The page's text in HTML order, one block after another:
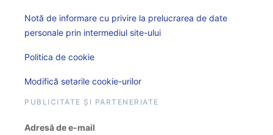
Notă de informare cu privire la prelucrarea de date
personale prin intermediul site-ului
Politica de cookie
Modifică setarile cookie-urilor
PUBLICITATE ȘI PARTENERIATE
Adresă de e-mail